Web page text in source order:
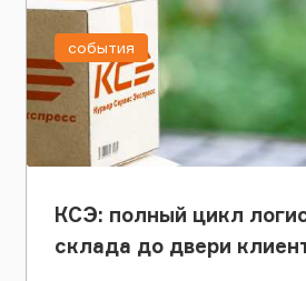
КСЭ: полный цикл
склада до двери
события